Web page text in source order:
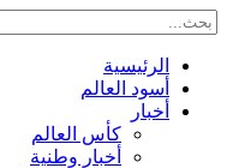
الرئيسية
أسود العالم
أخبار
كأس العالم
أخبار وطنية